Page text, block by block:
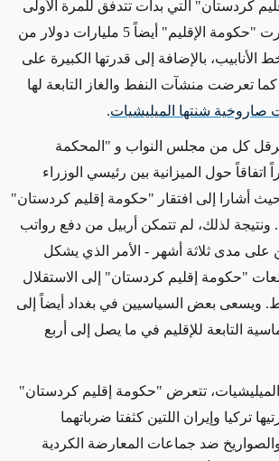
كردستان" التي بدأت تتدفق للمرة الأولى
في عام 2014. وخسرت "حكومة الإقليم" أيضاً 5 مليارات دولار من
الأنابيب، بالإضافة إلى قدرتها الكبيرة على
تعرضت منشآت النفط والغاز التابعة لها
صاروخية شنتها الميليشيات.
عرقل كل من مجلس النواب و "المحكمة
اتفاقاً حول الميزانية بين رئيسي الوزراء
أشارا إلى افتقار "حكومة إقليم كردستان"
ونتيجة لذلك، لم تتمكن أربيل من دفع رواتب
على مدى ثلاثة أشهر - الأمر الذي يشكل
"حكومة إقليم كردستان" إلى الاستقلال
. ويسعى بعض السياسيين في بغداد أيضاً إلى
التابعة للإقليم في ما يصل إلى أربع
تتعرض "حكومة إقليم كردستان"
تركيا وإيران اللتين كثفتا ضرباتهما
ضد جماعات المعارضة الكردية